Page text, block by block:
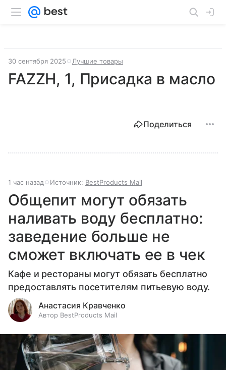
30 сентября 2025 Лучшие товары
FAZZH, 1, Присадка в масло
Поделиться
1 час назад Источник: BestProducts Mail
Общепит могут обязать
наливать воду бесплатно:
заведение больше не
сможет включать ее в чек
Кафе и рестораны могут обязать бесплатно
предоставлять посетителям питьевую воду.
Анастасия Кравченко
Автор BestProducts Mail